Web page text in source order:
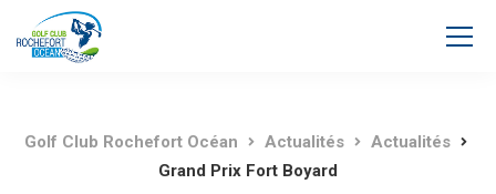
Golf Club Rochefort Océan Actualités
Actualités
Grand Prix Fort Boyard